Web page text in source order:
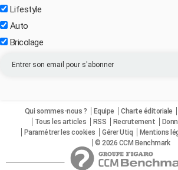
Lifestyle
Auto
Bricolage
Qui sommes-nous ? Equipe Charte éditoriale
Tous les articles
RSS Recrutement
Paramétrer les cookies
Gérer Utiq Mentions
© 2026 CCM Benchmark